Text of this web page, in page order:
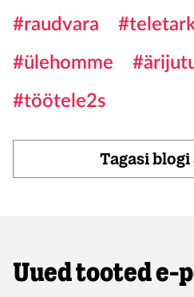
#raudvara
#ülehomme
#töötele2s
Tagasi
Uued tooted e-